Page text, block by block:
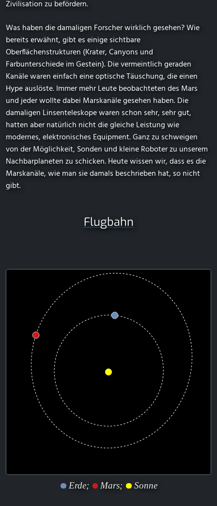
Zivilisation zu befördern.
Was haben die damaligen Forscher wirklich gesehen? Wie
bereits erwähnt, gibt es einige sichtbare
Oberflächenstrukturen (Krater, Canyons und
Farbunterschiede im Gestein). Die vermeintlich geraden
Kanäle waren einfach eine optische Täuschung, die einen
Hype auslöste. Immer mehr Leute beobachteten des Mars
und jeder wollte dabei Marskanäle gesehen haben. Die
damaligen Linsenteleskope waren schon sehr, sehr gut,
hatten aber natürlich nicht die gleiche Leistung wie
modernes, elektronisches Equipment. Ganz zu schweigen
von der Möglichkeit, Sonden und kleine Roboter zu unserem
Nachbarplaneten zu schicken. Heute wissen wir, dass es die
Marskanäle, wie man sie damals beschrieben hat, so nicht
gibt.
Flugbahn
Erde; Mars; Sonne